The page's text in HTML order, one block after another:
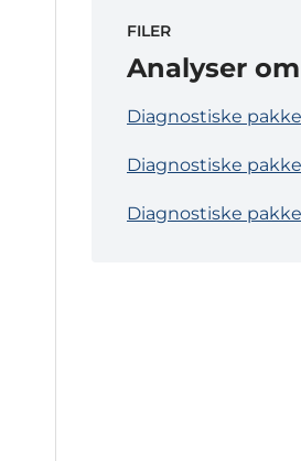
FILER
Analyser
Diagnostiske
Diagnostiske
Diagnostiske